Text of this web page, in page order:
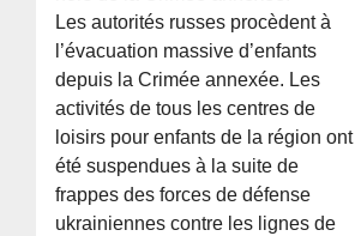
Les autorités russes procèdent à
l’évacuation massive d’enfants
depuis la Crimée annexée. Les
activités de tous les centres de
loisirs pour enfants de la région ont
été suspendues à la suite de
frappes des forces de défense
ukrainiennes contre les lignes de